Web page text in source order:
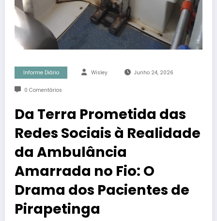
Informe Diário Wisley Junho 24, 2026
0 Comentários
Da Terra Prometida das
Redes Sociais à Realidade
da Ambulância
Amarrada no Fio: O
Drama dos Pacientes de
Pirapetinga